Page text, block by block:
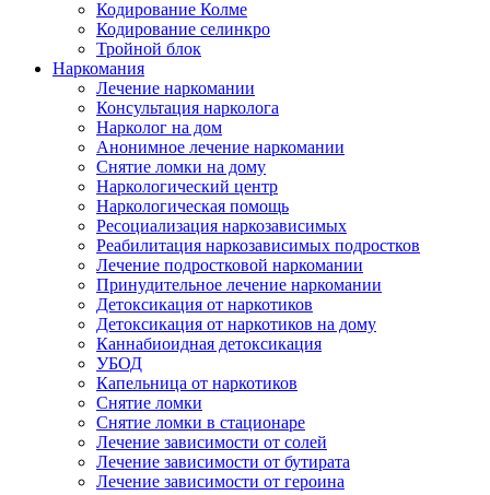
Кодирование Колме
Кодирование селинкро
Тройной блок
Наркомания
Лечение наркомании
Консультация нарколога
Нарколог на дом
Анонимное лечение наркомании
Снятие ломки на дому
Наркологический центр
Наркологическая помощь
Ресоциализация наркозависимых
Реабилитация наркозависимых подростков
Лечение подростковой наркомании
Принудительное лечение наркомании
Детоксикация от наркотиков
Детоксикация от наркотиков на дому
Каннабиоидная детоксикация
УБОД
Капельница от наркотиков
Снятие ломки
Снятие ломки в стационаре
Лечение зависимости от солей
Лечение зависимости от бутирата
Лечение зависимости от героина